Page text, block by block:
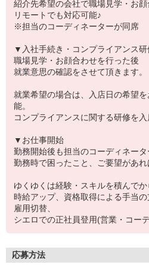
紹介先希望の会社で職場見学・お顔
リモートでも対応可能♪
※担当のコーディネーターが同席
▼入社手続き・コンプライアンス研
職場見学・お顔合わせを行った後
就業意思の確認をさせて頂きます。
就業希望の場合は、入店日の希望
能。
コンプライアンスに関する研修を入
▼お仕事開始
勤務開始後も担当のコーディネータ
勤務時で困ったこと、ご要望があれ
ゆくゆくは経験・スキルを積んでか
時給アップ、資格取得による手当
雇用切替、
シエロでの正社員登用(営業・コー
応募方法